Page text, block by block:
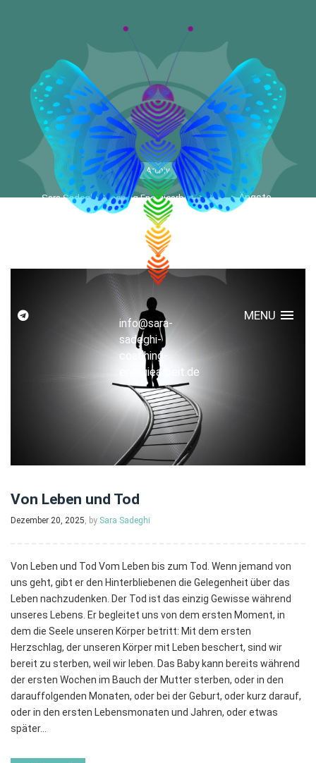
info@sara-
sadeghi-
coaching-
energiearbeit.de
MENU
Archiv
Sara Sadeghi Coaching Energiearbeit >Blog >Ängste
Von Leben und Tod
Dezember 20, 2025 , by Sara Sadeghi
Von Leben und Tod Vom Leben bis zum Tod. Wenn jemand von
uns geht, gibt er den Hinterbliebenen die Gelegenheit über das
Leben nachzudenken. Der Tod ist das einzig Gewisse während
unseres Lebens. Er begleitet uns von dem ersten Moment, in
dem die Seele unseren Körper betritt: Mit dem ersten
Herzschlag, der unseren Körper mit Leben beschert, sind wir
bereit zu sterben, weil wir leben. Das Baby kann bereits während
der ersten Wochen im Bauch der Mutter sterben, oder in den
darauffolgenden Monaten, oder bei der Geburt, oder kurz darauf,
oder in den ersten Lebensmonaten und Jahren, oder etwas
später…